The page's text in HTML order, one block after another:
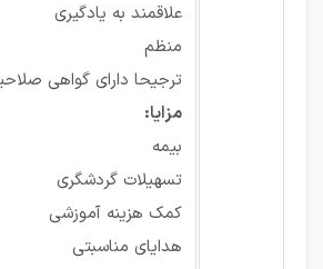
علاقمند به یادگیری
منظم
ترجیحا دارای گواهی
مزایا:
بیمه
تسهیلات گردشگری
کمک هزینه آموزشی
هدایای مناسبتی